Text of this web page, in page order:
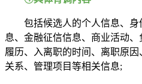
包括候选人的个人信息、
息、金融征信信息、商业活动
履历、入离职的时间、离职原
关系、管理项目等相关信息;